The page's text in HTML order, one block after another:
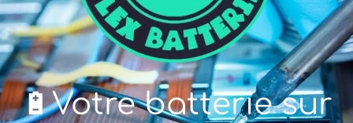
🔋Votre batterie sur